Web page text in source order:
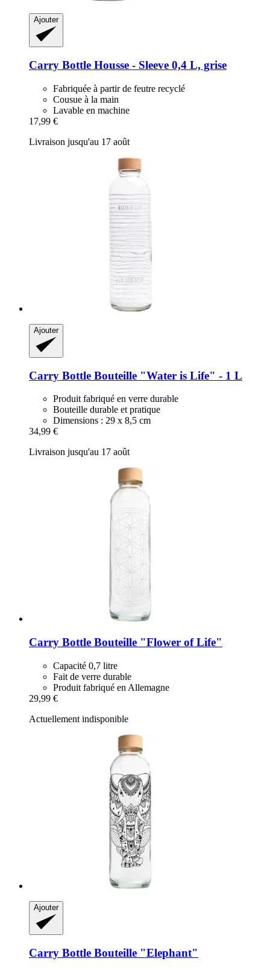
Ajouter
Carry Bottle Housse -​ Sleeve 0,4 L, grise
Fabriquée à partir de feutre recyclé
Cousue à la main
Lavable en machine
17,99 €
Livraison jusqu'au 17 août
Ajouter
Carry Bottle Bouteille "Water is Life" -​ 1 L
Produit fabriqué en verre durable
Bouteille durable et pratique
Dimensions : 29 x 8,5 cm
34,99 €
Livraison jusqu'au 17 août
Carry Bottle Bouteille "Flower of Life"
Capacité 0,7 litre
Fait de verre durable
Produit fabriqué en Allemagne
29,99 €
Actuellement indisponible
Ajouter
Carry Bottle Bouteille "Elephant"